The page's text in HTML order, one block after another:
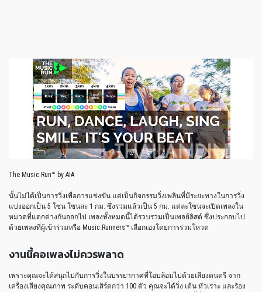
The Music Run™ by AIA
นั้นไม่ได้เป็นการวิ่งเพื่อการแข่งขัน แต่เป็นกิจกรรมวิ่งเพลินที่มีระยะทางในการวิ่ง
แบ่งออกเป็น 5 โซน โซนละ 1 กม. ซึ่งรวมแล้วเป็น 5 กม. แต่ละโซนจะเปิดเพลงใน
หมวดที่แตกต่างกันออกไป เพลงทั้งหมดนี้ได้รวบรวมเป็นเพลย์ลิสต์ ซึ่งประกอบไป
ด้วยเพลงที่ผู้เข้าร่วมหรือ Music Runners™ เลือกเองโดยการร่วมโหวต
งานนี้คอเพลงไม่ควรพลาด
เพราะคุณจะได้สนุกไปกับการวิ่งในบรรยากาศที่โอบล้อมไปด้วยเสียงดนตรี จาก
เครื่องเสียงคุณภาพ ระดับคอนเสิร์ตกว่า 100 ตัว คุณจะได้วิ่ง เต้น หัวเราะ และร้อง